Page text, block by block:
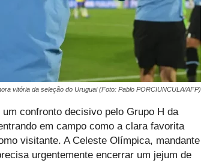
vitória da seleção do Uruguai (Foto: Pablo PORCIUNCULA/AFP)
confronto decisivo pelo Grupo H da
em campo como a clara favorita
visitante. A Celeste Olímpica, mandante
urgentemente encerrar um jejum de